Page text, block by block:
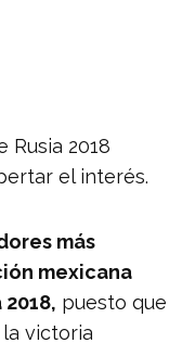
Rusia 2018
el interés.
más
mexicana
puesto que
victoria